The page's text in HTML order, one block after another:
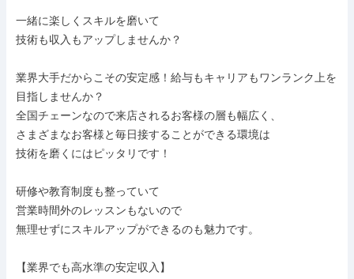
一緒に楽しくスキルを磨いて
技術も収入もアップしませんか？
業界大手だからこその安定感！給与もキャリアもワンランク上を
目指しませんか？
全国チェーンなので来店されるお客様の層も幅広く、
さまざまなお客様と毎日接することができる環境は
技術を磨くにはピッタリです！
研修や教育制度も整っていて
営業時間外のレッスンもないので
無理せずにスキルアップができるのも魅力です。
【業界でも高水準の安定収入】